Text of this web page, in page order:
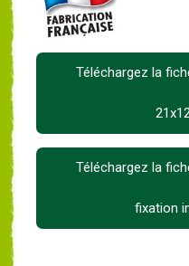
Téléchargez la
Téléchargez la
fixation